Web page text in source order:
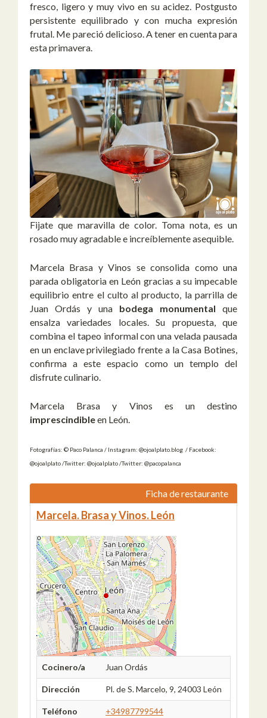
fresco, ligero y muy vivo en su acidez. Postgusto
persistente equilibrado y con mucha expresión
frutal. Me pareció delicioso. A tener en cuenta para
esta primavera.
Fijate que maravilla de color. Toma nota, es un
rosado muy agradable e increíblemente asequible.
Marcela Brasa y Vinos se consolida como una
parada obligatoria en León gracias a su impecable
equilibrio entre el culto al producto, la parrilla de
Juan Ordás y una bodega monumental que
ensalza variedades locales. Su propuesta, que
combina el tapeo informal con una velada pausada
en un enclave privilegiado frente a la Casa Botines,
confirma a este espacio como un templo del
disfrute culinario.
Marcela Brasa y Vinos es un destino
imprescindibleen León.
Fotografías: © Paco Palanca / Instagram: @ojoalplato.blog / Facebook:
@ojoalplato /Twitter: @ojoalplato /Twitter: @pacopalanca
Ficha de restaurante
Marcela. Brasa y Vinos. León
Cocinero/a Juan Ordás
Dirección Pl. de S. Marcelo, 9, 24003 León
Teléfono +34987799544